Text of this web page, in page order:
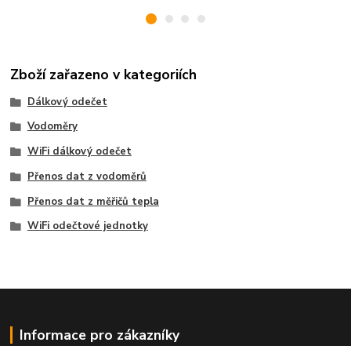
Zboží zařazeno v kategoriích
Dálkový odečet
Vodoměry
WiFi dálkový odečet
Přenos dat z vodoměrů
Přenos dat z měřičů tepla
WiFi odečtové jednotky
Informace pro zákazníky